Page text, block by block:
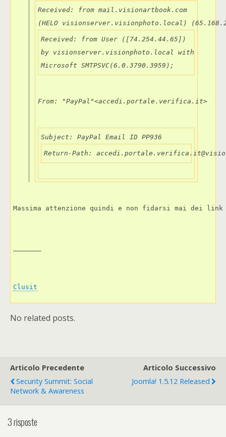
Received: from mail.visionartbook.com
Received: from User ([74.254.44.65])
by visionserver.visionphoto.local with
Microsoft SMTPSVC(6.0.3790.3959);
From: "PayPal"<accedi.portale.verifica.it>
Return-Path:
Massima attenzione quindi e non fidarsi mai dei
Clusit
No related posts.
Articolo Precedente
Security Summit: Social
Network & Awareness
Articolo Successivo
Joomla! 1.5.12 Released
3 risposte